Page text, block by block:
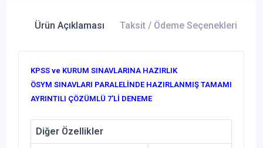
Ürün Açıklaması Taksit / Ödeme Seçenekleri
KPSS ve KURUM SINAVLARINA HAZIRLIK
ÖSYM SINAVLARI PARALELİNDE HAZIRLANMIŞ TAMAMI
AYRINTILI ÇÖZÜMLÜ 7'Lİ DENEME
Diğer Özellikler